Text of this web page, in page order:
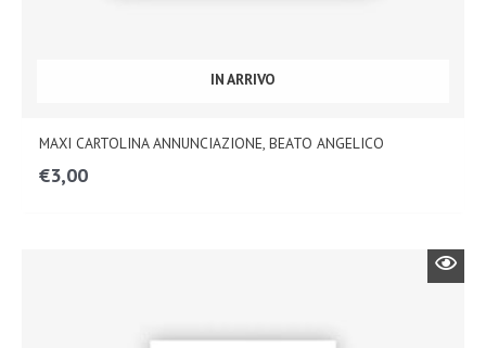
IN ARRIVO
MAXI CARTOLINA ANNUNCIAZIONE, BEATO ANGELICO
€3,00